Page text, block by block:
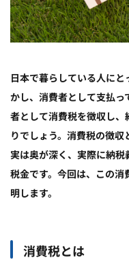
日本で暮らしている人に
かし、消費者として支払っ
者として消費税を徴収し
りでしょう。消費税の徴収
実は奥が深く、実際に納
税金です。今回は、この
明します。
消費税とは